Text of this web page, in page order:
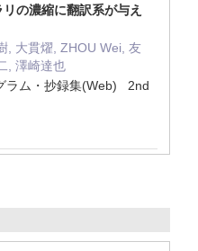
の濃縮に翻訳系が与え
, 大貫燿, ZHOU Wei, 友
, 澤崎達也
ラム・抄録集(Web) 2nd